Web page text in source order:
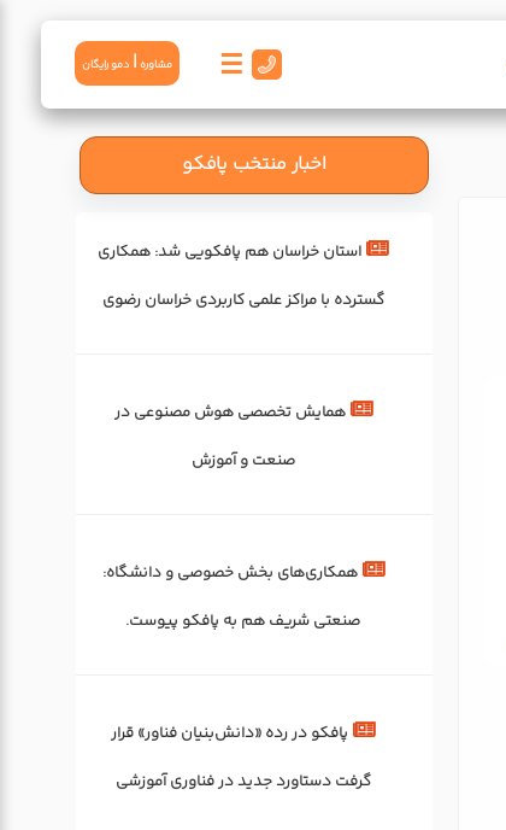
مشاوره | دمو رايگان ☰
اخبار منتخب پافکو
استان خراسان هم پافکویی شد: همکاری‌
گسترده با مراکز علمی کاربردی خراسان رضوی
همایش تخصصی هوش مصنوعی در
صنعت و آموزش
همکاری‌های بخش خصوصی و دانشگاه:
صنعتی شریف هم به پافکو پیوست.
پافکو در رده «دانش‌بنیان فناور» قرار
گرفت دستاورد جدید در فناوری آموزشی